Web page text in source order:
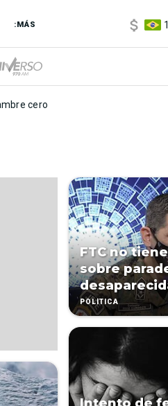
:MÁS
cero
FTC no
sobre
POLÍTICA